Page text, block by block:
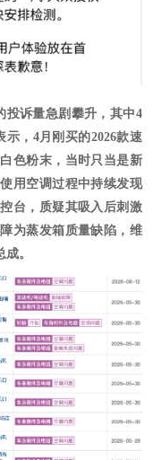
投诉量急剧攀升，其中4
示，4月刚买的2026款速
色粉末，当时只当是新
用空调过程中持续发现
台，质疑其吸入后刺激
为蒸发箱质量缺陷，维
。